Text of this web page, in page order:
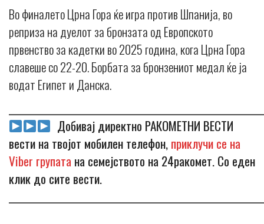
Во финалето Црна Гора ќе игра против Шпанија, во
реприза на дуелот за бронзата од Европското
првенство за кадетки во 2025 година, кога Црна Гора
славеше со 22-20. Борбата за бронзениот медал ќе ја
водат Египет и Данска.
Добивај директно РАКОМЕТНИ ВЕСТИ
вести на твојот мобилен телефон,приклучи се на
Viber групата на семејството на 24ракомет. Со еден
клик до сите вести.